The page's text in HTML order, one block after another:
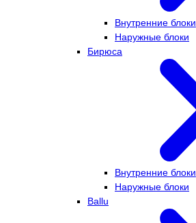
Внутренние блоки
Наружные блоки
Бирюса
Внутренние блоки
Наружные блоки
Ballu